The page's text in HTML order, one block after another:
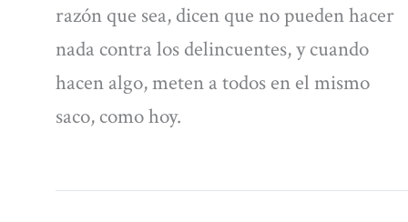
razón que sea, dicen que no pueden hacer
nada contra los delincuentes, y cuando
hacen algo, meten a todos en el mismo
saco, como hoy.